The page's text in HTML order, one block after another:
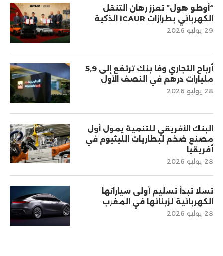
“أوطو هول” تعزز رهان التنقل
الكهربائي بطرازات iCAUR الذكية
29 يوليو 2026
أرباح التجاري وفا بنك ترتفع إلى 5,9
مليارات درهم في النصف الأول
28 يوليو 2026
البنك الأفريقي للتنمية يمول أول
مصنع ضخم لبطاريات الليثيوم في
أفريقيا
28 يوليو 2026
تسلا تبدأ تسليم أولى سياراتها
الكهربائية لزبنائها في المغرب
28 يوليو 2026